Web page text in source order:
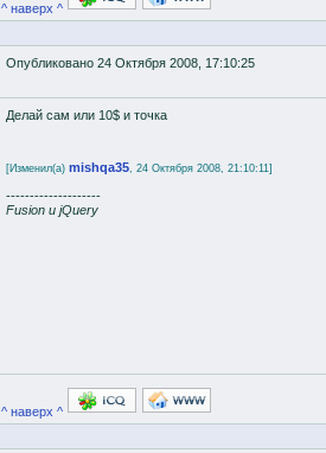
^ наверх ^
Опубликовано 24 Октября 2008, 17:10:25
Делай сам или 10$ и точка
[Изменил(а) mishqa35, 24 Октября 2008, 21:10:11]
--------------------
Fusion и jQuery
^ наверх ^